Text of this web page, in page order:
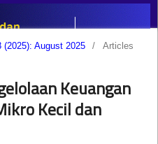
(2025): August 2025 / Articles
Keuangan
Kecil dan